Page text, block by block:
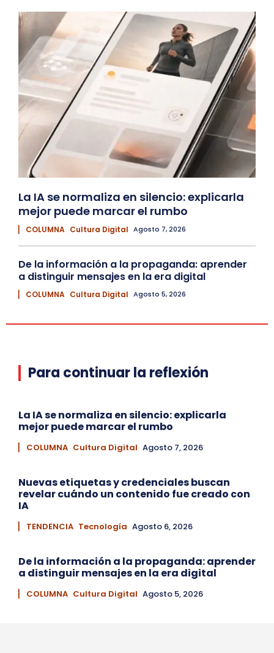
La IA se normaliza en silencio: explicarla
mejor puede marcar el rumbo
▏ COLUMNA Cultura Digital Agosto 7, 2026
De la información a la propaganda: aprender
a distinguir mensajes en la era digital
▏ COLUMNA Cultura Digital Agosto 5, 2026
Para continuar la reflexión
La IA se normaliza en silencio: explicarla
mejor puede marcar el rumbo
▏ COLUMNA Cultura Digital Agosto 7, 2026
Nuevas etiquetas y credenciales buscan
revelar cuándo un contenido fue creado con
IA
▏ TENDENCIA Tecnología Agosto 6, 2026
De la información a la propaganda: aprender
a distinguir mensajes en la era digital
▏ COLUMNA Cultura Digital Agosto 5, 2026